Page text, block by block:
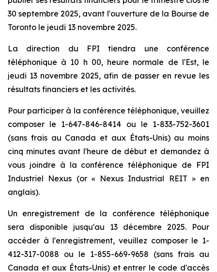
30 septembre 2025, avant l'ouverture de la Bourse de
Toronto le jeudi 13 novembre 2025.
La direction du FPI tiendra une conférence
téléphonique à 10 h 00, heure normale de l'Est, le
jeudi 13 novembre 2025, afin de passer en revue les
résultats financiers et les activités.
Pour participer à la conférence téléphonique, veuillez
composer le 1-647-846-8414 ou le 1-833-752-3601
(sans frais au Canada et aux États-Unis) au moins
cinq minutes avant l'heure de début et demandez à
vous joindre à la conférence téléphonique de FPI
Industriel Nexus (or « Nexus Industrial REIT » en
anglais).
Un enregistrement de la conférence téléphonique
sera disponible jusqu'au 13 décembre 2025. Pour
accéder à l'enregistrement, veuillez composer le 1-
412-317-0088 ou le 1-855-669-9658 (sans frais au
Canada et aux États-Unis) et entrer le code d'accès